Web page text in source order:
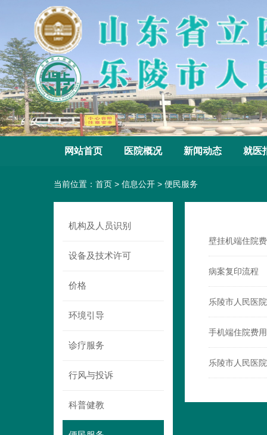
网站首页 医院概况 新闻动态 就医
当前位置： 首页 > 信息公开 > 便民服务
机构及人员识别
设备及技术许可
价格
环境引导
诊疗服务
行风与投诉
科普健教
壁挂机端住院
病案复印流程
乐陵市人民医
手机端住院费
乐陵市人民医